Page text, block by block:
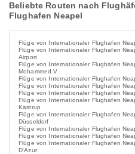
Beliebte Routen nach
Flughafen Neapel
Flüge von Internationaler Flughafen
Flüge von Internationaler Flughafen
Airport
Flüge von Internationaler Flughafen
Mohammed V
Flüge von Internationaler Flughafen
Flüge von Internationaler Flughafen
Flüge von Internationaler Flughafen
Flüge von Internationaler Flughafen
Kastrup
Flüge von Internationaler Flughafen
Düsseldorf
Flüge von Internationaler Flughafen
Flüge von Internationaler Flughafen
Flüge von Internationaler Flughafen
D'Azur